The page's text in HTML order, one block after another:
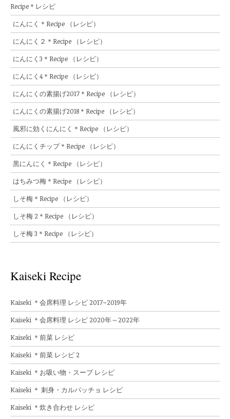
Recipe＊レシピ
にんにく＊Recipe （レシピ）
にんにく２＊Recipe （レシピ）
にんにく3＊Recipe （レシピ）
にんにく4＊Recipe （レシピ）
にんにくの素揚げ2017＊Recipe （レシピ）
にんにくの素揚げ2018＊Recipe （レシピ）
風邪に効くにんにく＊Recipe （レシピ）
にんにくチップ＊Recipe （レシピ）
黒にんにく＊Recipe （レシピ）
はちみつ梅＊Recipe （レシピ）
しそ梅＊Recipe （レシピ）
しそ梅 2＊Recipe （レシピ）
しそ梅 3＊Recipe （レシピ）
Kaiseki Recipe
Kaiseki ＊会席料理 レシピ 2017~2019年
Kaiseki ＊会席料理 レシピ 2020年～2022年
Kaiseki ＊前菜 レシピ
Kaiseki ＊前菜 レシピ 2
Kaiseki ＊お吸い物・スープ レシピ
Kaiseki ＊ 刺身・カルパッチョ レシピ
Kaiseki ＊炊き合わせ レシピ